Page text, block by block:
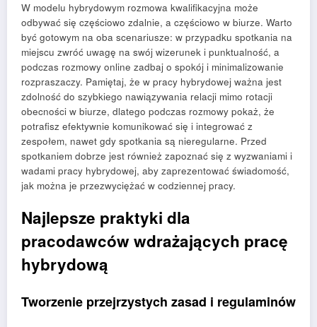
W modelu hybrydowym rozmowa kwalifikacyjna może
odbywać się częściowo zdalnie, a częściowo w biurze. Warto
być gotowym na oba scenariusze: w przypadku spotkania na
miejscu zwróć uwagę na swój wizerunek i punktualność, a
podczas rozmowy online zadbaj o spokój i minimalizowanie
rozpraszaczy. Pamiętaj, że w pracy hybrydowej ważna jest
zdolność do szybkiego nawiązywania relacji mimo rotacji
obecności w biurze, dlatego podczas rozmowy pokaż, że
potrafisz efektywnie komunikować się i integrować z
zespołem, nawet gdy spotkania są nieregularne. Przed
spotkaniem dobrze jest również zapoznać się z wyzwaniami i
wadami pracy hybrydowej, aby zaprezentować świadomość,
jak można je przezwyciężać w codziennej pracy.
Najlepsze praktyki dla
pracodawców wdrażających pracę
hybrydową
Tworzenie przejrzystych zasad i regulaminów